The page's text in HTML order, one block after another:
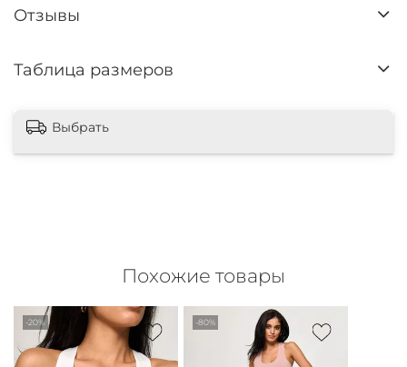
Отзывы
Таблица размеров
Выбрать
Похожие товары
-20% -80%